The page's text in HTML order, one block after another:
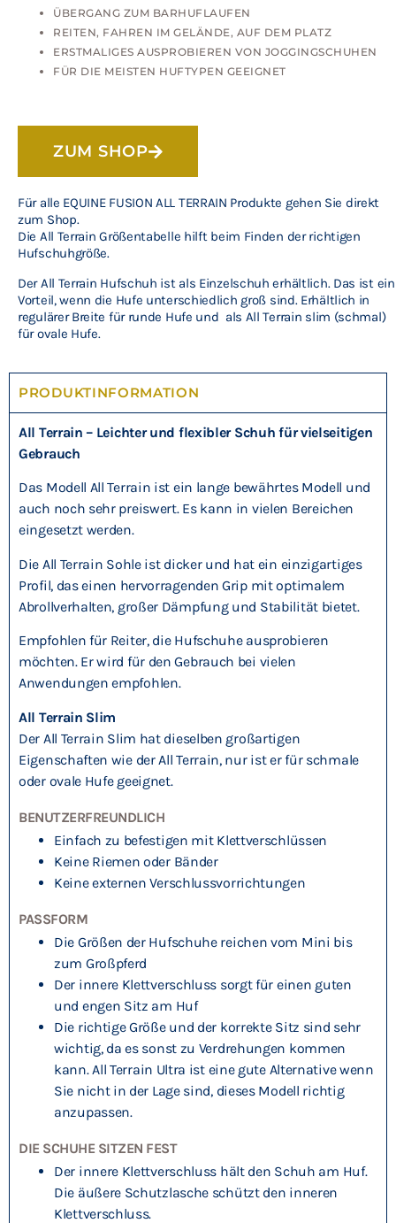
ÜBERGANG ZUM BARHUFLAUFEN
REITEN, FAHREN IM GELÄNDE, AUF DEM PLATZ
ERSTMALIGES AUSPROBIEREN VON JOGGINGSCHUHEN
FÜR DIE MEISTEN HUFTYPEN GEEIGNET
ZUM SHOP
Für alle EQUINE FUSION ALL TERRAIN Produkte gehen Sie direkt
zum Shop.
Die All Terrain Größentabelle hilft beim Finden der richtigen
Hufschuhgröße.
Der All Terrain Hufschuh ist als Einzelschuh erhältlich. Das ist ein
Vorteil, wenn die Hufe unterschiedlich groß sind. Erhältlich in
regulärer Breite für runde Hufe und als All Terrain slim (schmal)
für ovale Hufe.
PRODUKTINFORMATION
All Terrain – Leichter und flexibler Schuh für vielseitigen
Gebrauch
Das Modell All Terrain ist ein lange bewährtes Modell und
auch noch sehr preiswert. Es kann in vielen Bereichen
eingesetzt werden.
Die All Terrain Sohle ist dicker und hat ein einzigartiges
Profil, das einen hervorragenden Grip mit optimalem
Abrollverhalten, großer Dämpfung und Stabilität bietet.
Empfohlen für Reiter, die Hufschuhe ausprobieren
möchten. Er wird für den Gebrauch bei vielen
Anwendungen empfohlen.
All Terrain Slim
Der All Terrain Slim hat dieselben großartigen
Eigenschaften wie der All Terrain, nur ist er für schmale
oder ovale Hufe geeignet.
BENUTZERFREUNDLICH
Einfach zu befestigen mit Klettverschlüssen
Keine Riemen oder Bänder
Keine externen Verschlussvorrichtungen
PASSFORM
Die Größen der Hufschuhe reichen vom Mini bis
zum Großpferd
Der innere Klettverschluss sorgt für einen guten
und engen Sitz am Huf
Die richtige Größe und der korrekte Sitz sind sehr
wichtig, da es sonst zu Verdrehungen kommen
kann. All Terrain Ultra ist eine gute Alternative wenn
Sie nicht in der Lage sind, dieses Modell richtig
anzupassen.
DIE SCHUHE SITZEN FEST
Der innere Klettverschluss hält den Schuh am Huf.
Die äußere Schutzlasche schützt den inneren
Klettverschluss.